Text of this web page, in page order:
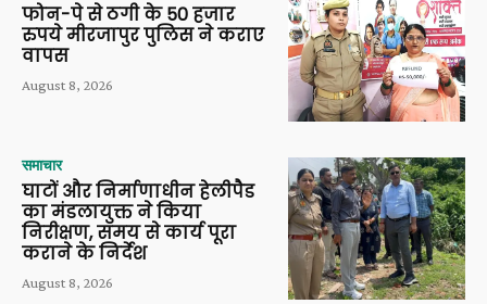
फोन-पे से ठगी के 50 हजार
रुपये मीरजापुर पुलिस ने कराए
वापस
August 8, 2026
समाचार
घाटों और निर्माणाधीन हेलीपैड
का मंडलायुक्त ने किया
निरीक्षण, समय से कार्य पूरा
कराने के निर्देश
August 8, 2026